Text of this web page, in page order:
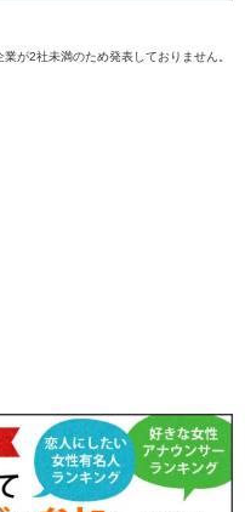
が2社未満のため発表しておりません。